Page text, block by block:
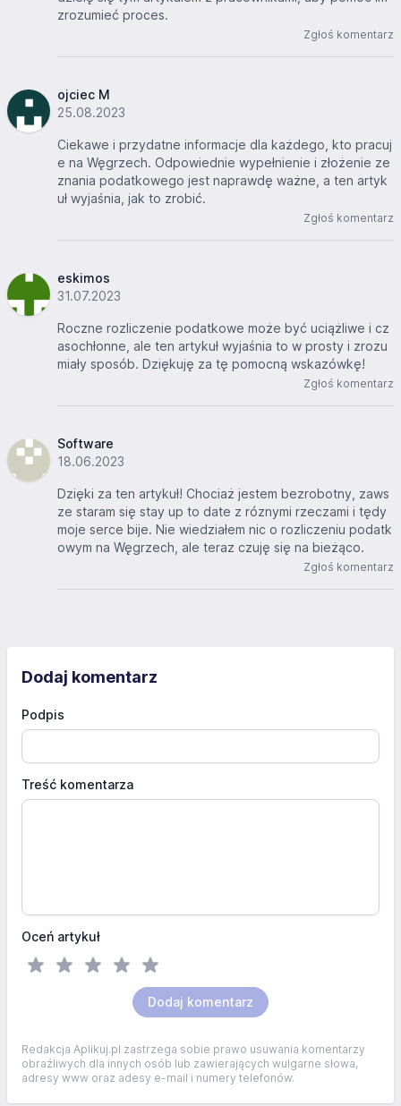
zrozumieć proces.
Zgłoś komentarz
ojciec M
25.08.2023
Ciekawe i przydatne informacje dla każdego, kto pracuj
e na Węgrzech. Odpowiednie wypełnienie i złożenie ze
znania podatkowego jest naprawdę ważne, a ten artyk
uł wyjaśnia, jak to zrobić.
Zgłoś komentarz
eskimos
31.07.2023
Roczne rozliczenie podatkowe może być uciążliwe i cz
asochłonne, ale ten artykuł wyjaśnia to w prosty i zrozu
miały sposób. Dziękuję za tę pomocną wskazówkę!
Zgłoś komentarz
Software
18.06.2023
Dzięki za ten artykuł! Chociaż jestem bezrobotny, zaws
ze staram się stay up to date z róznymi rzeczami i tędy
moje serce bije. Nie wiedziałem nic o rozliczeniu podatk
owym na Węgrzech, ale teraz czuję się na bieżąco.
Zgłoś komentarz
Dodaj komentarz
Podpis
Treść komentarza
Oceń artykuł
Dodaj komentarz
Redakcja Aplikuj.pl zastrzega sobie prawo usuwania komentarzy
obraźliwych dla innych osób lub zawierających wulgarne słowa,
adresy www oraz adesy e-mail i numery telefonów.